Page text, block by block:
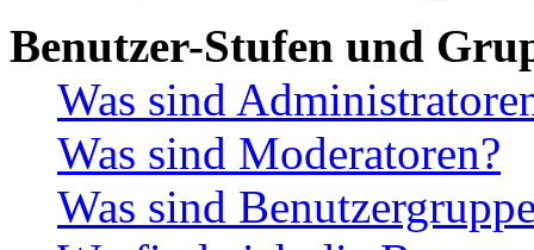
Benutzer-Stufen und
Was sind
Was sind Moderatoren?
Was sind